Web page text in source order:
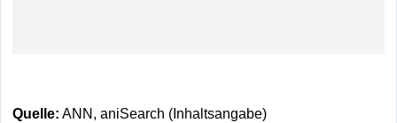
Quelle: ANN, aniSearch (Inhaltsangabe)